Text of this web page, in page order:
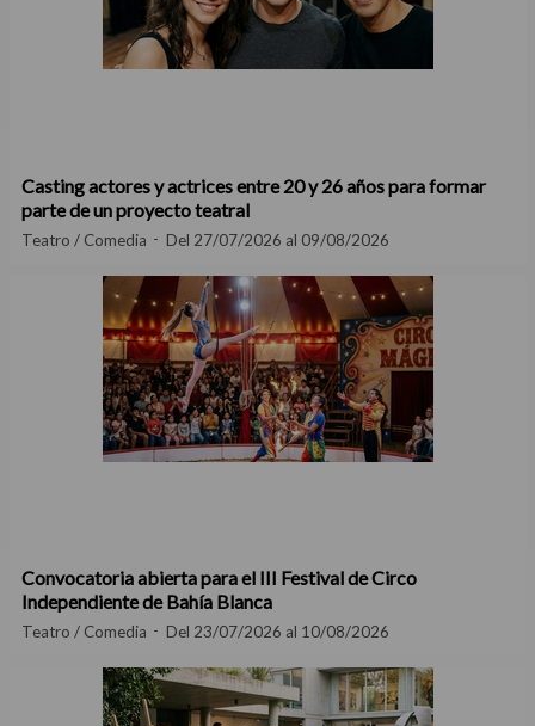
Casting actores y actrices entre 20 y 26 años para formar
parte de un proyecto teatral
Teatro / Comedia Del 27/07/2026 al 09/08/2026
Convocatoria abierta para el III Festival de Circo
Independiente de Bahía Blanca
Teatro / Comedia Del 23/07/2026 al 10/08/2026